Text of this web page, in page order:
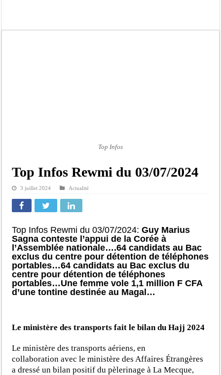
Top Infos
Top Infos Rewmi du 03/07/2024
3 juillet 2024 Actualité
Top Infos Rewmi du 03/07/2024:Guy Marius
Sagna conteste l’appui de la Corée à
l’Assemblée nationale….64 candidats au Bac
exclus du centre pour détention de téléphones
portables…64 candidats au Bac exclus du
centre pour détention de téléphones
portables…Une femme vole 1,1 million F CFA
d’une tontine destinée au Magal…
Le ministère des transports fait le bilan du Hajj 2024
Le ministère des transports aériens, en
collaboration avec le ministère des Affaires Étrangères
a dressé un bilan positif du pèlerinage à La Mecque,